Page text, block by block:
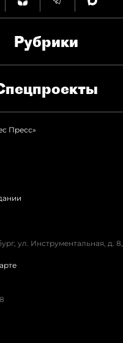
Рубрики
Пресс»
ул. Инструментальная, д. 8,